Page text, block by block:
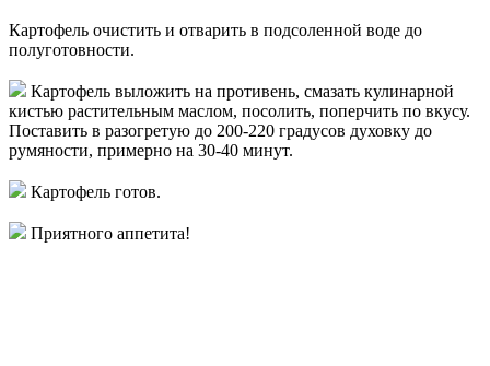
Картофель очистить и отварить в подсоленной воде до
полуготовности.
Картофель выложить на противень, смазать кулинарной
кистью растительным маслом, посолить, поперчить по вкусу.
Поставить в разогретую до 200-220 градусов духовку до
румяности, примерно на 30-40 минут.
Картофель готов.
Приятного аппетита!